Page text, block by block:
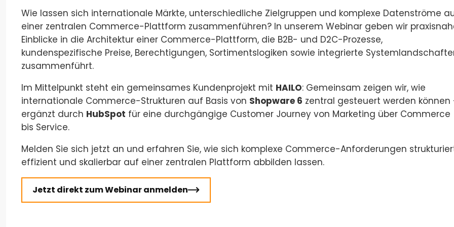
Wie lassen sich internationale Märkte, unterschiedliche Zielgruppen und komplexe Datenströme
einer zentralen Commerce-Plattform zusammenführen? In unserem Webinar geben wir
Einblicke in die Architektur einer Commerce-Plattform, die B2B- und D2C-Prozesse,
kundenspezifische Preise, Berechtigungen, Sortimentslogiken sowie integrierte
zusammenführt.
Im Mittelpunkt steht ein gemeinsames Kundenprojekt mit HAILO: Gemeinsam zeigen wir, wie
internationale Commerce-Strukturen auf Basis von Shopware 6 zentral gesteuert werden können
ergänzt durch HubSpot für eine durchgängige Customer Journey von Marketing über Commerce
bis Service.
Melden Sie sich jetzt an und erfahren Sie, wie sich komplexe Commerce-Anforderungen
effizient und skalierbar auf einer zentralen Plattform abbilden lassen.
Jetzt direkt zum Webinar anmelden